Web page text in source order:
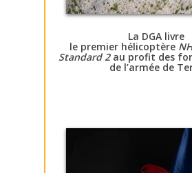
La DGA livre
le premier hélicoptère
Standard 2au profit des
de l’armée de